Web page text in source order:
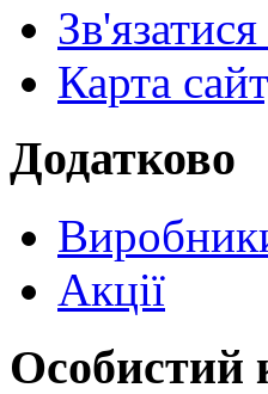
Карта
Додатково
Акції
Особистий